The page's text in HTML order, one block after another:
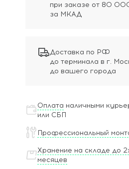
при заказе от 80
за МКАД
Доставка по РФ
до терминала в г.
до вашего города
Оплата наличными
или СБП
Профессиональный
Хранение на складе до
месяцев